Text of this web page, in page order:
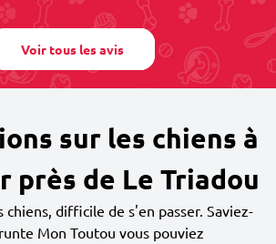
Voir tous les avis
sur les chiens à
près de Le Triadou
chiens, difficile de s'en passer. Saviez-
Mon Toutou vous pouviez